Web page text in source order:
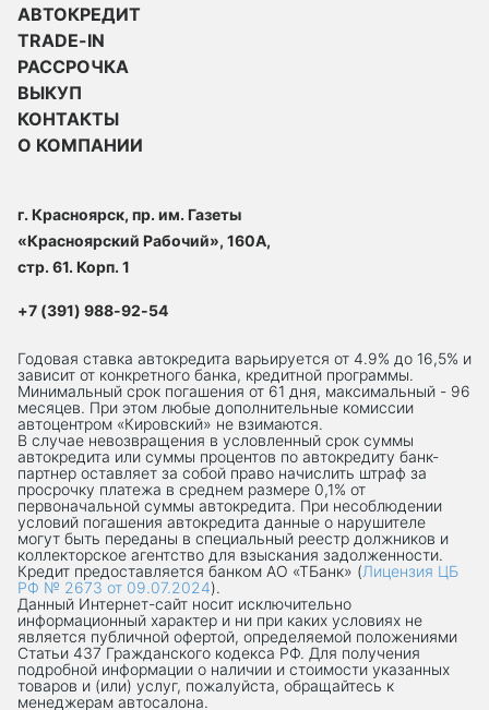
АВТОКРЕДИТ
TRADE-IN
РАССРОЧКА
ВЫКУП
КОНТАКТЫ
О КОМПАНИИ
г. Красноярск, пр. им. Газеты
«Красноярский Рабочий», 160А,
стр. 61. Корп. 1
+7 (391) 988-92-54
Годовая ставка автокредита варьируется от 4.9% до 16,5% и
зависит от конкретного банка, кредитной программы.
Минимальный срок погашения от 61 дня, максимальный - 96
месяцев. При этом любые дополнительные комиссии
автоцентром «Кировский» не взимаются.
В случае невозвращения в условленный срок суммы
автокредита или суммы процентов по автокредиту банк-
партнер оставляет за собой право начислить штраф за
просрочку платежа в среднем размере 0,1% от
первоначальной суммы автокредита. При несоблюдении
условий погашения автокредита данные о нарушителе
могут быть переданы в специальный реестр должников и
коллекторское агентство для взыскания задолженности.
Кредит предоставляется банком АО «ТБанк» (Лицензия ЦБ
РФ № 2673 от 09.07.2024).
Данный Интернет-сaйт носит исключительно
информационный характер и ни при каких условиях не
является публичной офертой, определяемой положениями
Статьи 437 Гражданского кодекса РФ. Для получения
подробной информации о наличии и стоимости указанных
товаров и (или) услуг, пожалуйста, обращайтесь к
менеджерам автосалона.